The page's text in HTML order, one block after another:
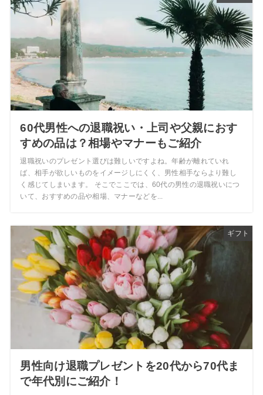
60代男性への退職祝い・上司や父親におす
すめの品は？相場やマナーもご紹介
退職祝いのプレゼント選びは難しいですよね。年齢が離れていれ
ば、相手が欲しいものをイメージしにくく、男性相手ならより難し
く感じてしまいます。 そこでここでは、60代の男性の退職祝いにつ
いて、おすすめの品や相場、マナーなどを...
ギフト
男性向け退職プレゼントを20代から70代ま
で年代別にご紹介！